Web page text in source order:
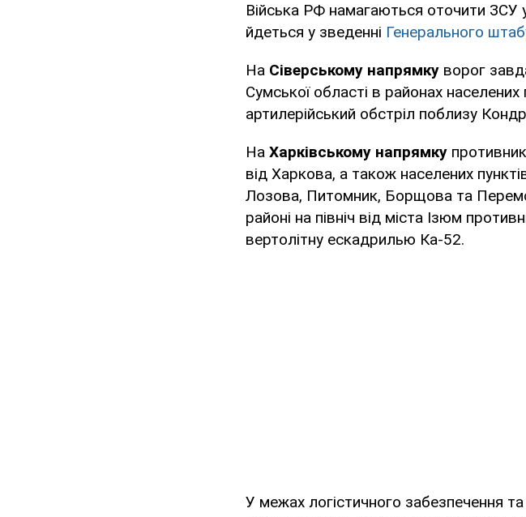
Війська РФ намагаються оточити ЗСУ
йдеться у зведенні Генерального
На Сіверському напрямку ворог
Сумської області в районах
артилерійський обстріл поблизу
На Харківському напрямку противник
від Харкова, а також населених
Лозова, Питомник, Борщова та
районі на північ від міста Ізюм
вертолітну ескадрилью Ка-52.
У межах логістичного забезпечення